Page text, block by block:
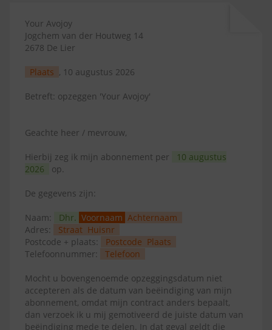
Your Avojoy
Jogchem van der Houtweg 14
2678 De Lier
Plaats , 10 augustus 2026
Betreft: opzeggen 'Your Avojoy'
Geachte heer / mevrouw,
Hierbij zeg ik mijn abonnement per
10 augustus
2026
op.
De gegevens zijn:
Naam: Dhr. Voornaam Achternaam
Adres:
Straat Huisnr
Postcode + plaats:
Postcode Plaats
Telefoonnummer:
Telefoon
Mocht u bovengenoemde opzeggingsdatum niet
accepteren als de datum van beëindiging van mijn
abonnement, omdat mijn contract anders bepaalt,
dan verzoek ik u mij gemotiveerd de juiste datum van
beëindiging mede te delen. In dat geval geldt die